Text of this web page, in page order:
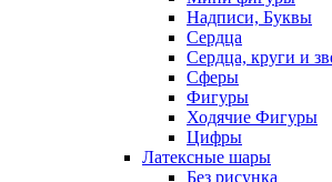
Надписи, Буквы
Сердца
Сердца, круги и
Сферы
Фигуры
Ходячие Фигуры
Цифры
Латексные шары
Без рисунка